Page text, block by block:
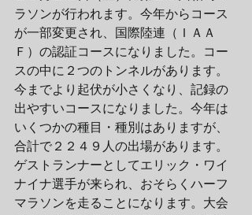
ラソンが行われます。今年からコース
が一部変更され、国際陸連（ＩＡＡ
Ｆ）の認証コースになりました。コー
スの中に２つのトンネルがあります。
今までより起伏が小さくなり、記録の
出やすいコースになりました。今年は
いくつかの種目・種別はありますが、
合計で２２４９人の出場があります。
ゲストランナーとしてエリック・ワイ
ナイナ選手が来られ、おそらくハーフ
マラソンを走ることになります。大会